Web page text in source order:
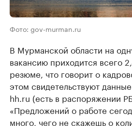
Фото: gov-murman.ru
В Мурманской области на
вакансию приходится всего
резюме, что говорит о
этом свидетельствуют
hh.ru (есть в распоряжении
«Предложений о работе
много, чего не скажешь о